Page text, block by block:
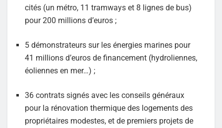
cités (un métro, 11 tramways et 8 lignes de bus)
pour 200 millions d’euros ;
5 démonstrateurs sur les énergies marines pour
41 millions d’euros de financement (hydroliennes,
éoliennes en mer…) ;
36 contrats signés avec les conseils généraux
pour la rénovation thermique des logements des
propriétaires modestes, et de premiers projets de